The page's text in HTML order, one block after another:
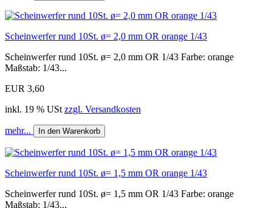
Scheinwerfer rund 10St. ø= 2,0 mm OR orange 1/43
Scheinwerfer rund 10St. ø= 2,0 mm OR 1/43 Farbe: orange
Maßstab: 1/43...
EUR 3,60
inkl. 19 % USt zzgl. Versandkosten
mehr... In den Warenkorb
Scheinwerfer rund 10St. ø= 1,5 mm OR orange 1/43
Scheinwerfer rund 10St. ø= 1,5 mm OR 1/43 Farbe: orange
Maßstab: 1/43...